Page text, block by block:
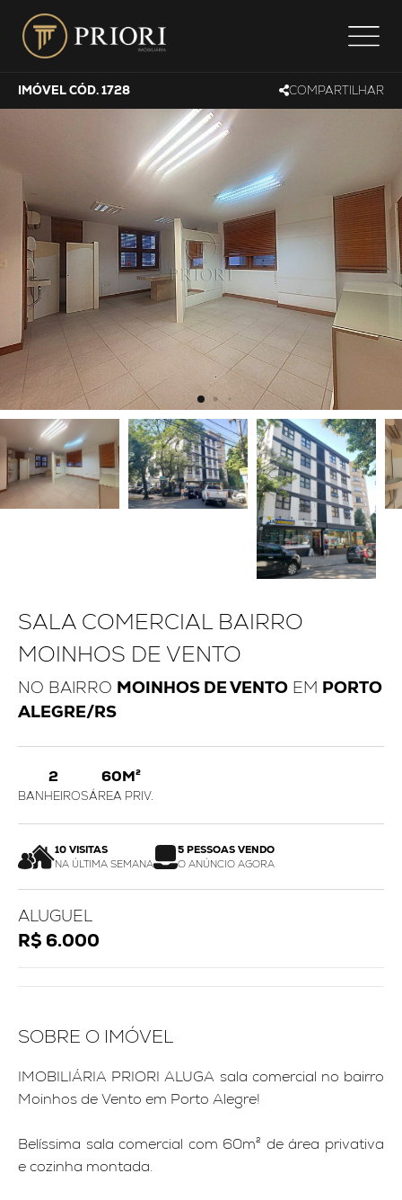
IMÓVEL CÓD. 1728 COMPARTILHAR
SALA COMERCIAL BAIRRO
MOINHOS DE VENTO
NO BAIRRO MOINHOS DE VENTO EM PORTO
ALEGRE/RS
2
BANHEIROS
60M²
ÁREA PRIV.
10 VISITAS
NA ÚLTIMA SEMANA
5 PESSOAS VENDO
O ANÚNCIO AGORA
ALUGUEL
R$ 6.000
SOBRE O IMÓVEL
IMOBILIÁRIA PRIORI ALUGA sala comercial no bairro
Moinhos de Vento em Porto Alegre!
Belíssima sala comercial com 60m² de área privativa
e cozinha montada.